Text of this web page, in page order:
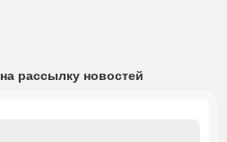
рассылку новостей